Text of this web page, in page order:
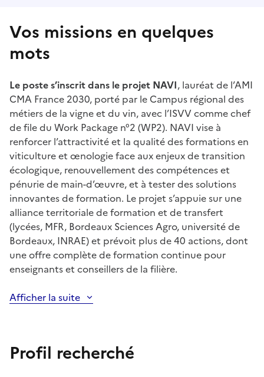
Vos missions en quelques
mots
Le poste s’inscrit dans le projet NAVI, lauréat de l’AMI
CMA France 2030, porté par le Campus régional des
métiers de la vigne et du vin, avec l’ISVV comme chef
de file du Work Package n°2 (WP2). NAVI vise à
renforcer l’attractivité et la qualité des formations en
viticulture et œnologie face aux enjeux de transition
écologique, renouvellement des compétences et
pénurie de main-d’œuvre, et à tester des solutions
innovantes de formation. Le projet s’appuie sur une
alliance territoriale de formation et de transfert
(lycées, MFR, Bordeaux Sciences Agro, université de
Bordeaux, INRAE) et prévoit plus de 40 actions, dont
une offre complète de formation continue pour
enseignants et conseillers de la filière.
Afficher la suite
Profil recherché